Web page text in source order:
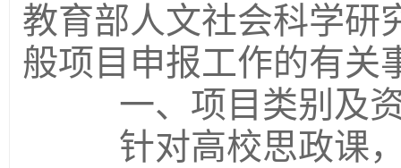
教育部人文社会科学研
般项目申报工作的有关
一、项目类别及
针对高校思政课，